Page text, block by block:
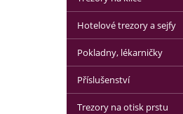
Hotelové trezory a sejfy
Pokladny, lékarničky
Příslušenství
Trezory na otisk prstu